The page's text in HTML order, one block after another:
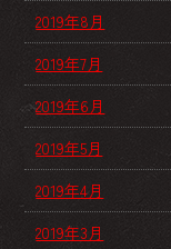
2019年8月
2019年7月
2019年6月
2019年5月
2019年4月
2019年3月